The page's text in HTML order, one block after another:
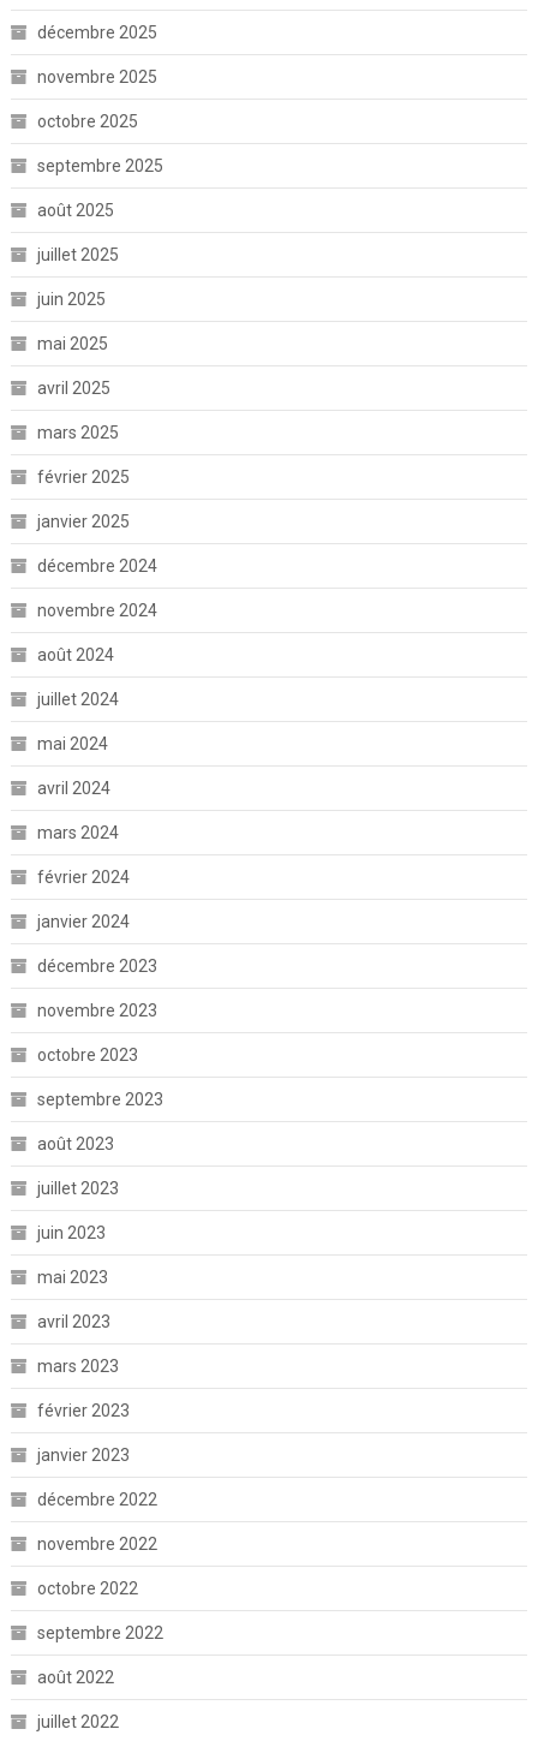
décembre 2025
novembre 2025
octobre 2025
septembre 2025
août 2025
juillet 2025
juin 2025
mai 2025
avril 2025
mars 2025
février 2025
janvier 2025
décembre 2024
novembre 2024
août 2024
juillet 2024
mai 2024
avril 2024
mars 2024
février 2024
janvier 2024
décembre 2023
novembre 2023
octobre 2023
septembre 2023
août 2023
juillet 2023
juin 2023
mai 2023
avril 2023
mars 2023
février 2023
janvier 2023
décembre 2022
novembre 2022
octobre 2022
septembre 2022
août 2022
juillet 2022